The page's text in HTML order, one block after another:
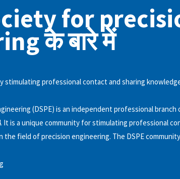
for
के बारे में
stimulating professional contact and sharing
(DSPE) is an independent professional
It is a unique community for stimulating professional
the field of precision engineering. The DSPE